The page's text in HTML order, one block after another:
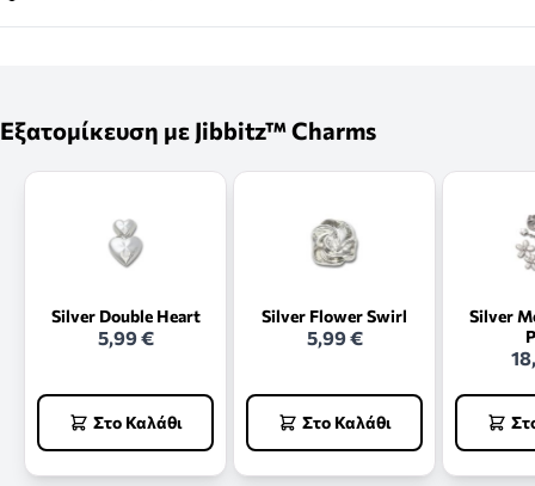
Εξατομίκευση με Jibbitz™ Charms
Silver Double Heart
5,99 €
Στο Καλάθι
Silver Flower Swirl
5,99 €
Στο Καλάθι
Silver